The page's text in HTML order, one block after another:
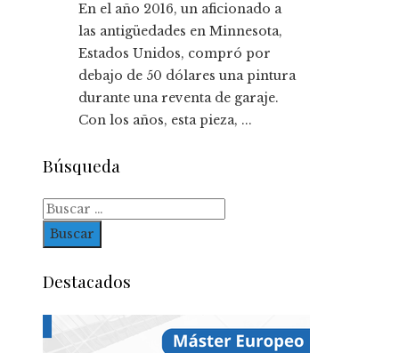
En el año 2016, un aficionado a
las antigüedades en Minnesota,
Estados Unidos, compró por
debajo de 50 dólares una pintura
durante una reventa de garaje.
Con los años, esta pieza, ...
Búsqueda
Buscar:
Destacados